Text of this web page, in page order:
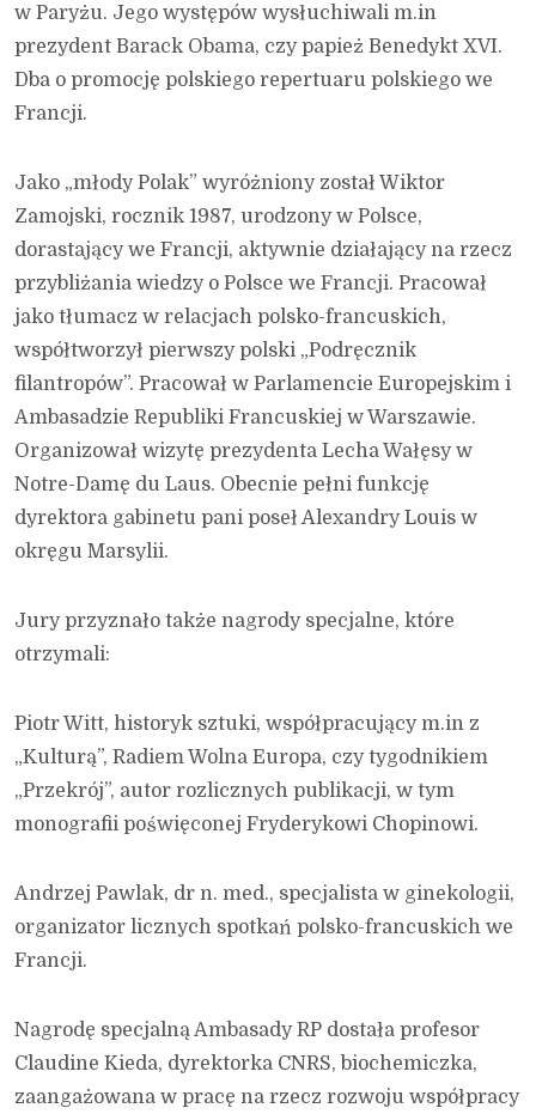
w Paryżu. Jego występów wysłuchiwali m.in
prezydent Barack Obama, czy papież Benedykt XVI.
Dba o promocję polskiego repertuaru polskiego we
Francji.
Jako „młody Polak” wyróżniony został Wiktor
Zamojski, rocznik 1987, urodzony w Polsce,
dorastający we Francji, aktywnie działający na rzecz
przybliżania wiedzy o Polsce we Francji. Pracował
jako tłumacz w relacjach polsko-francuskich,
współtworzył pierwszy polski „Podręcznik
filantropów”. Pracował w Parlamencie Europejskim i
Ambasadzie Republiki Francuskiej w Warszawie.
Organizował wizytę prezydenta Lecha Wałęsy w
Notre-Damę du Laus. Obecnie pełni funkcję
dyrektora gabinetu pani poseł Alexandry Louis w
okręgu Marsylii.
Jury przyznało także nagrody specjalne, które
otrzymali:
Piotr Witt, historyk sztuki, współpracujący m.in z
„Kulturą”, Radiem Wolna Europa, czy tygodnikiem
„Przekrój”, autor rozlicznych publikacji, w tym
monografii poświęconej Fryderykowi Chopinowi.
Andrzej Pawlak, dr n. med., specjalista w ginekologii,
organizator licznych spotkań polsko-francuskich we
Francji.
Nagrodę specjalną Ambasady RP dostała profesor
Claudine Kieda, dyrektorka CNRS, biochemiczka,
zaangażowana w pracę na rzecz rozwoju współpracy